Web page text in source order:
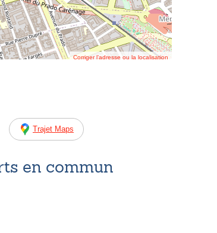
Corriger l’adresse ou la localisation
Trajet Maps
en commun